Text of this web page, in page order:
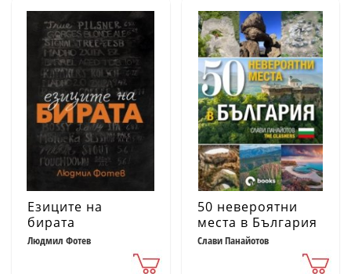
Езиците на
бирата
Людмил Фотев
50 невероятни
места в България
Слави Панайотов